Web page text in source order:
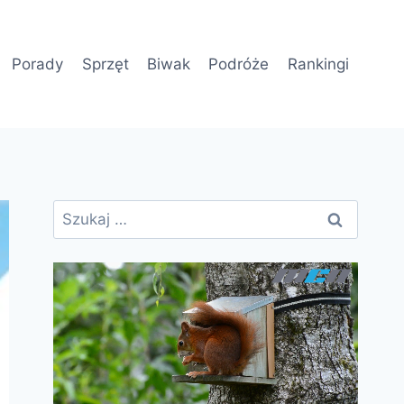
Porady Sprzęt Biwak Podróże Rankingi
Szukaj: